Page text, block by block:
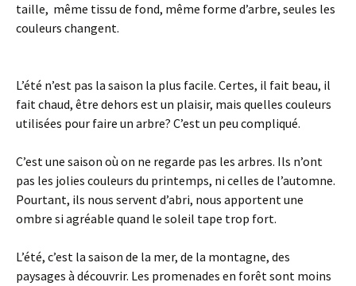
taille, même tissu de fond, même forme d’arbre, seules les
couleurs changent.
L’été n’est pas la saison la plus facile. Certes, il fait beau, il
fait chaud, être dehors est un plaisir, mais quelles couleurs
utilisées pour faire un arbre? C’est un peu compliqué.
C’est une saison où on ne regarde pas les arbres. Ils n’ont
pas les jolies couleurs du printemps, ni celles de l’automne.
Pourtant, ils nous servent d’abri, nous apportent une
ombre si agréable quand le soleil tape trop fort.
L’été, c’est la saison de la mer, de la montagne, des
paysages à découvrir. Les promenades en forêt sont moins